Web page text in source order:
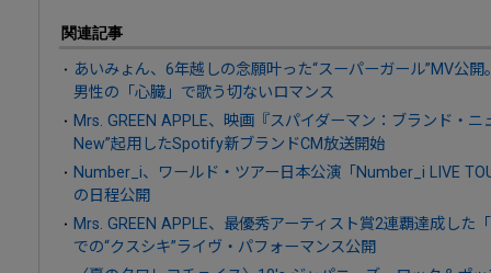
関連記事
あいみょん、6年越しの念願叶った“スーパーガール”MV公
男性の「心臓」で歌う切ないロマンス
Mrs. GREEN APPLE、映画『スパイダーマン：ブランド・
New”起用したSpotify新ブランドCM放送開始
Number_i、ワールド・ツアー日本公演「Number_i LIVE
の日程公開
Mrs. GREEN APPLE、最優秀アーティスト賞2連覇達成した
での“クスシキ”ライヴ・パフォーマンス公開